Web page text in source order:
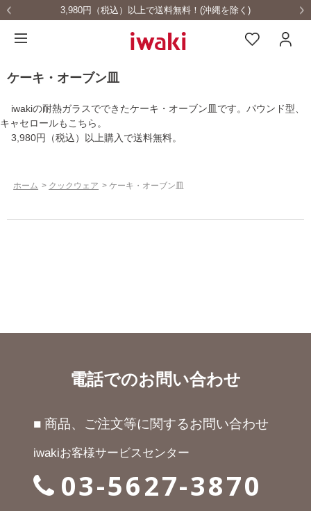
3,980円（税込）以上で送料無料！(沖縄を除く)
ケーキ・オーブン皿
iwakiの耐熱ガラスでできたケーキ・オーブン皿です。パウンド型、
キャセロールもこちら。
3,980円（税込）以上購入で送料無料。
ホーム > クックウェア >ケーキ・オーブン皿
電話でのお問い合わせ
■ 商品、ご注文等に関するお問い合わせ
iwakiお客様サービスセンター
03-5627-3870